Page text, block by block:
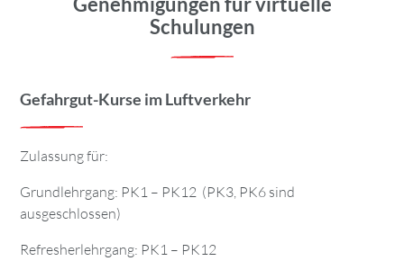
Schulungen
Gefahrgut-Kurse im Luftverkehr
Zulassung für:
Grundlehrgang: PK1 – PK12 (PK3, PK6 sind
ausgeschlossen)
Refresherlehrgang: PK1 – PK12